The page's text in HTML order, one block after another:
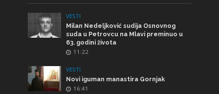
VESTI
Milan Nedeljković sudija Osnovnog
suda u Petrovcu na Mlavi preminuo u
63. godini života
11:22
VESTI
Novi iguman manastira Gornjak
16:41